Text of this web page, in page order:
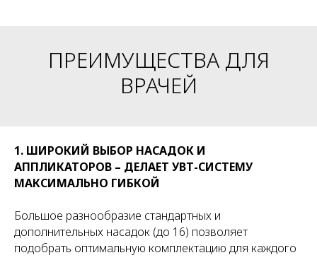
ПРЕИМУЩЕСТВА ДЛЯ
ВРАЧЕЙ
1. ШИРОКИЙ ВЫБОР НАСАДОК И
АППЛИКАТОРОВ – ДЕЛАЕТ УВТ-СИСТЕМУ
МАКСИМАЛЬНО ГИБКОЙ
Большое разнообразие стандартных и
дополнительных насадок (до 16) позволяет
подобрать оптимальную комплектацию для каждого